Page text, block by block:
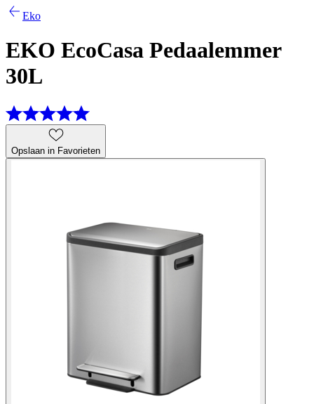
Eko
EKO EcoCasa Pedaalemmer
30L
Opslaan in Favorieten